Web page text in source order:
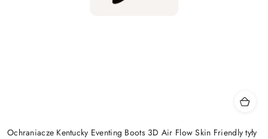
Ochraniacze Kentucky Eventing Boots 3D Air Flow Skin Friendly tyły